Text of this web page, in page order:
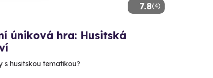
7.8(4)
úniková hra: Husitská
s husitskou tematikou?